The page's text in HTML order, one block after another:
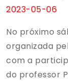
2023-05-06
No próximo
organizada
com a
do professor